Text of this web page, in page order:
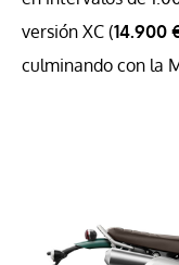
versión XC (14.900
culminando con la